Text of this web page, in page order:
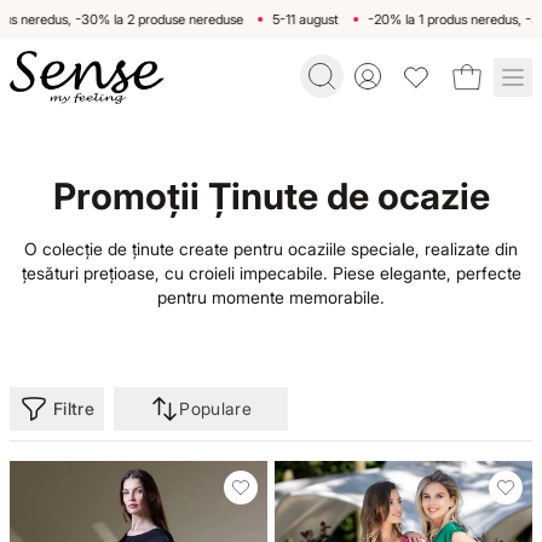
neredus, -30% la 2 produse nereduse 5-11 august -20% la 1 produs neredus, -
Toggle account menu
Categorii
/
Ținute de ocazie
Promoții Ținute de ocazie
O colecție de ținute create pentru ocaziile speciale, realizate din
țesături prețioase, cu croieli impecabile. Piese elegante, perfecte
pentru momente memorabile.
Filtre Populare
BACK
ROCHII
Rochii de zi
Rochii imprimate
Rochii office
BACK
PRODUSE
ROCHII
PANTALONI
BLUZE ȘI CĂMĂȘI
BACK
ROCHII
FUSTE
BLUZE ȘI CĂMĂȘI
COMPLEURI
BACK
HAPPY HOUR
SUMMER BREEZE
MEDITERRANEAN SAND
POP OF GREEN
BACK
DESPRE NOI
MODĂ SUSTENABILĂ